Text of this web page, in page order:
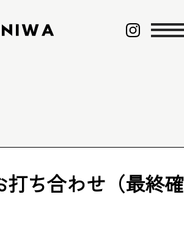
打ち合わせ（最終確